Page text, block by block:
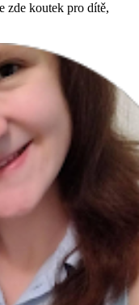
zde koutek pro dítě,